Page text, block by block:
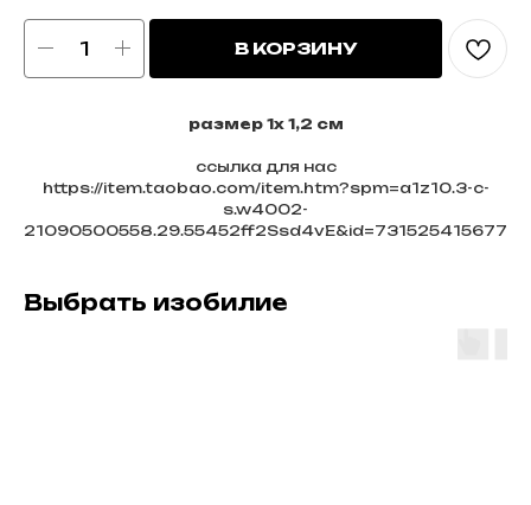
В КОРЗИНУ
размер 1х 1,2 см
ссылка для нас
https://item.taobao.com/item.htm?spm=a1z10.3-c-
s.w4002-
21090500558.29.55452ff2Ssd4vE&id=731525415677
Выбрать изобилие